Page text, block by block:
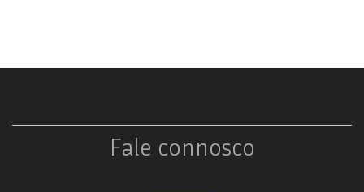
Fale connosco